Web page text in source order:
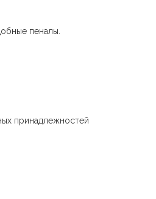
пеналы.
принадлежностей